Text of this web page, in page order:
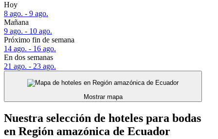
Hoy
8 ago. - 9 ago.
Mañana
9 ago. - 10 ago.
Próximo fin de semana
14 ago. - 16 ago.
En dos semanas
21 ago. - 23 ago.
Mostrar mapa
Nuestra selección de hoteles para bodas
en Región amazónica de Ecuador